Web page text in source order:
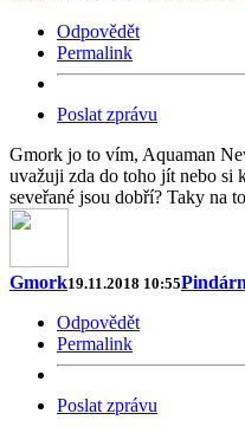
Odpovědět
Permalink
Poslat zprávu
Gmork jo to vím, Aquaman
uvažuji zda do toho jít nebo si
seveřané jsou dobří? Taky na
Gmork19.11.2018 10:55
Odpovědět
Permalink
Poslat zprávu